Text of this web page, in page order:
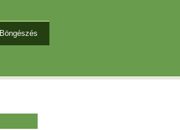
Böngészés